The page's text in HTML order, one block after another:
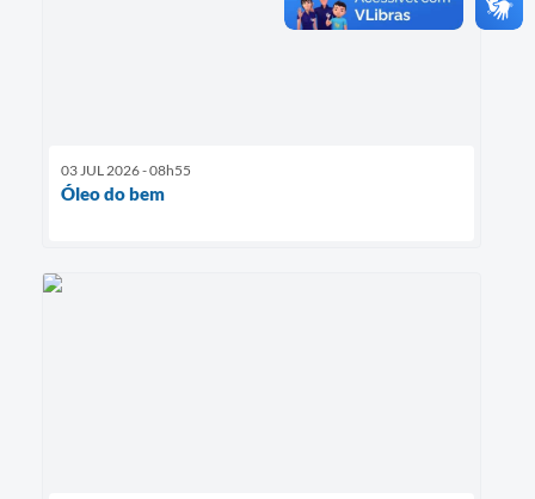
03 JUL 2026 - 08h55
Óleo do bem